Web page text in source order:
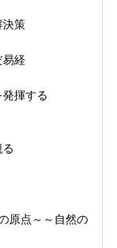
決策
経
揮する
原点～～自然の